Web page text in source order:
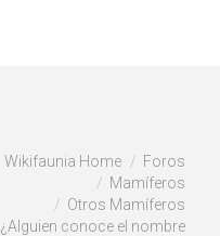
Wikifaunia Home
Foros
Mamíferos
Otros Mamíferos
¿Alguien conoce el nombre